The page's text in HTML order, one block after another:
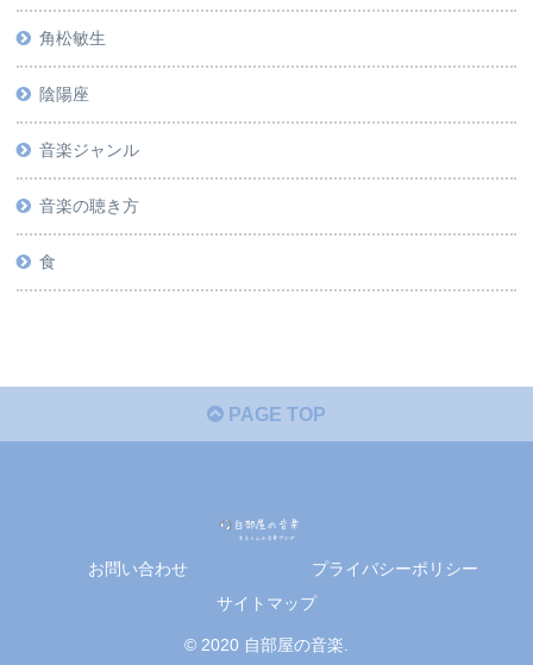
角松敏生
陰陽座
音楽ジャンル
音楽の聴き方
食
PAGE TOP
お問い合わせ
プライバシーポリシー
サイトマップ
© 2020 自部屋の音楽.